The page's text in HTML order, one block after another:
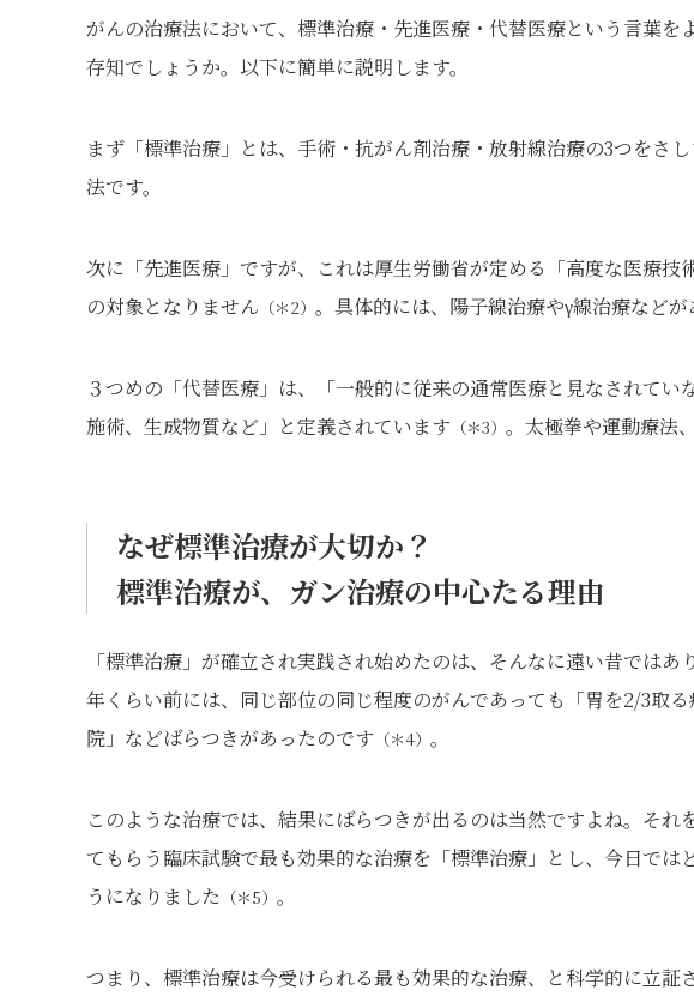
がんの治療法において、標準治療・先進医療・代替医療という言葉
存知でしょうか。以下に簡単に説明します。
まず「標準治療」とは、手術・抗がん剤治療・放射線治療の3つをさ
法です。
次に「先進医療」ですが、これは厚生労働省が定める「高度な医療
の対象となりません （＊2） 。具体的には、陽子線治療やγ線治療などが
３つめの「代替医療」は、「一般的に従来の通常医療と見なされてい
施術、生成物質など」と定義されています （＊3） 。太極拳や運動療法
なぜ標準治療が大切か？
標準治療が、ガン治療の中心たる理由
「標準治療」が確立され実践され始めたのは、そんなに遠い昔では
年くらい前には、同じ部位の同じ程度のがんであっても「胃を2/3取
院」などばらつきがあったのです （＊4） 。
このような治療では、結果にばらつきが出るのは当然ですよね。そ
てもらう臨床試験で最も効果的な治療を「標準治療」とし、今日では
うになりました （＊5） 。
つまり、標準治療は今受けられる最も効果的な治療、と科学的に立証